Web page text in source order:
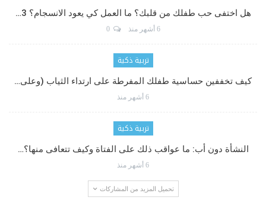
هل اختفى حب طفلك من قلبك؟ ما العمل كي يعود الانسجام؟ 3…
6 أشهر منذ 0
تربية ذكية
كيف تخففين حساسية طفلك المفرطة على ارتداء الثياب (وعلى…
6 أشهر منذ
تربية ذكية
النشأة دون أب: ما عواقب ذلك على الفتاة وكيف تتعافى منها؟…
6 أشهر منذ
تحميل المزيد من المشاركات